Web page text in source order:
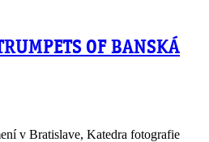
OF BANSKÁ
v Bratislave, Katedra fotografie